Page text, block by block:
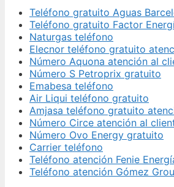
Teléfono gratuito Aguas
Teléfono gratuito Factor
Naturgas teléfono
Elecnor teléfono gratuito
Número Aquona atención al
Número S Petroprix gratuito
Emabesa teléfono
Air Liqui teléfono gratuito
Amjasa teléfono gratuito
Número Circe atención al
Número Ovo Energy gratuito
Carrier teléfono
Teléfono atención Fenie
Teléfono atención Gómez